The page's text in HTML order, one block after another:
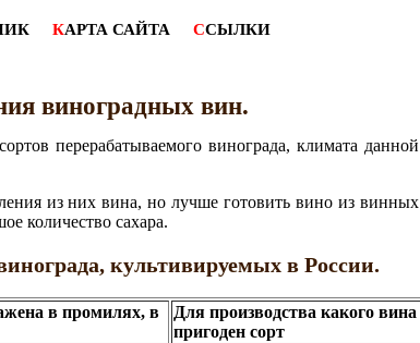
КАРТА САЙТА ССЫЛКИ
виноградных вин.
перерабатываемого винограда, климата данной
из них вина, но лучше готовить вино из винных
количество сахара.
культивируемых в России.
в промилях, в
Для производства какого вина
пригоден сорт